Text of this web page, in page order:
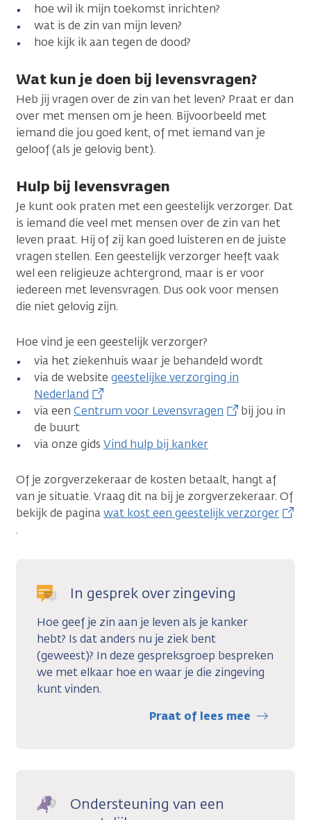
hoe wil ik mijn toekomst inrichten?
wat is de zin van mijn leven?
hoe kijk ik aan tegen de dood?
Wat kun je doen bij levensvragen?
Heb jij vragen over de zin van het leven? Praat er dan
over met mensen om je heen. Bijvoorbeeld met
iemand die jou goed kent, of met iemand van je
geloof (als je gelovig bent).
Hulp bij levensvragen
Je kunt ook praten met een geestelijk verzorger. Dat
is iemand die veel met mensen over de zin van het
leven praat. Hij of zij kan goed luisteren en de juiste
vragen stellen. Een geestelijk verzorger heeft vaak
wel een religieuze achtergrond, maar is er voor
iedereen met levensvragen. Dus ook voor mensen
die niet gelovig zijn.
Hoe vind je een geestelijk verzorger?
via het ziekenhuis waar je behandeld wordt
via de website geestelijke verzorging in
Nederland
via een Centrum voor Levensvragen
bij jou in
de buurt
via onze gids Vind hulp bij kanker
Of je zorgverzekeraar de kosten betaalt, hangt af
van je situatie. Vraag dit na bij je zorgverzekeraar. Of
bekijk de paginawat kost een geestelijk verzorger
.
In gesprek over zingeving
Hoe geef je zin aan je leven als je kanker
hebt? Is dat anders nu je ziek bent
(geweest)? In deze gespreksgroep bespreken
we met elkaar hoe en waar je die zingeving
kunt vinden.
Praat of lees mee
Ondersteuning van een